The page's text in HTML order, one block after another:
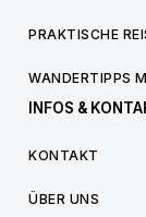
PRAKTISCHE
WANDERTIPPS
INFOS &
KONTAKT
ÜBER UNS